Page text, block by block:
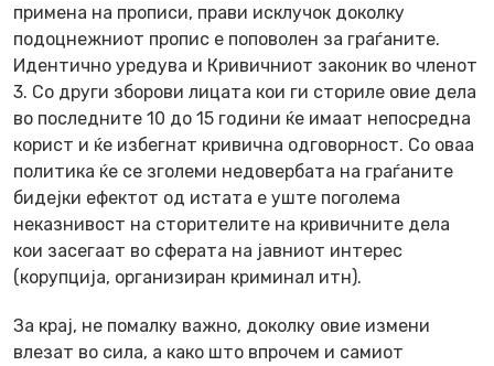
примена на прописи, прави исклучок доколку
подоцнежниот пропис е поповолен за граѓаните.
Идентично уредува и Кривичниот законик во членот
3. Со други зборови лицата кои ги сториле овие дела
во последните 10 до 15 години ќе имаат непосредна
корист и ќе избегнат кривична одговорност. Со оваа
политика ќе се зголеми недовербата на граѓаните
бидејки ефектот од истата е уште поголема
неказнивост на сторителите на кривичните дела
кои засегаат во сферата на јавниот интерес
(корупција, организиран криминал итн).
За крај, не помалку важно, доколку овие измени
влезат во сила, а како што впрочем и самиот